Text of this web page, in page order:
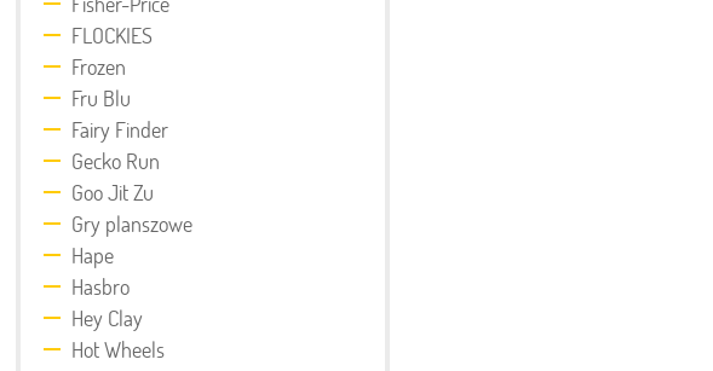
FLOCKIES
Frozen
Fru Blu
Fairy Finder
Gecko Run
Goo Jit Zu
Gry planszowe
Hape
Hasbro
Hey Clay
Hot Wheels